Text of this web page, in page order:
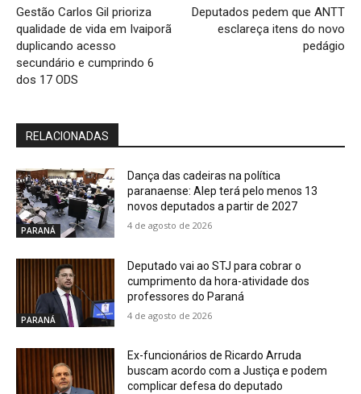
Gestão Carlos Gil prioriza
qualidade de vida em Ivaiporã
duplicando acesso
secundário e cumprindo 6
dos 17 ODS
Deputados pedem que ANTT
esclareça itens do novo
pedágio
RELACIONADAS
PARANÁ
Dança das cadeiras na política
paranaense: Alep terá pelo menos 13
novos deputados a partir de 2027
4 de agosto de 2026
PARANÁ
Deputado vai ao STJ para cobrar o
cumprimento da hora-atividade dos
professores do Paraná
4 de agosto de 2026
Ex-funcionários de Ricardo Arruda
buscam acordo com a Justiça e podem
complicar defesa do deputado